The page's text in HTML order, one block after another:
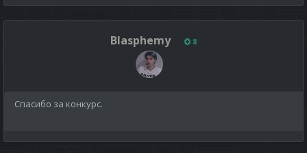
Blasphemy 8
Спасибо за конкурс.